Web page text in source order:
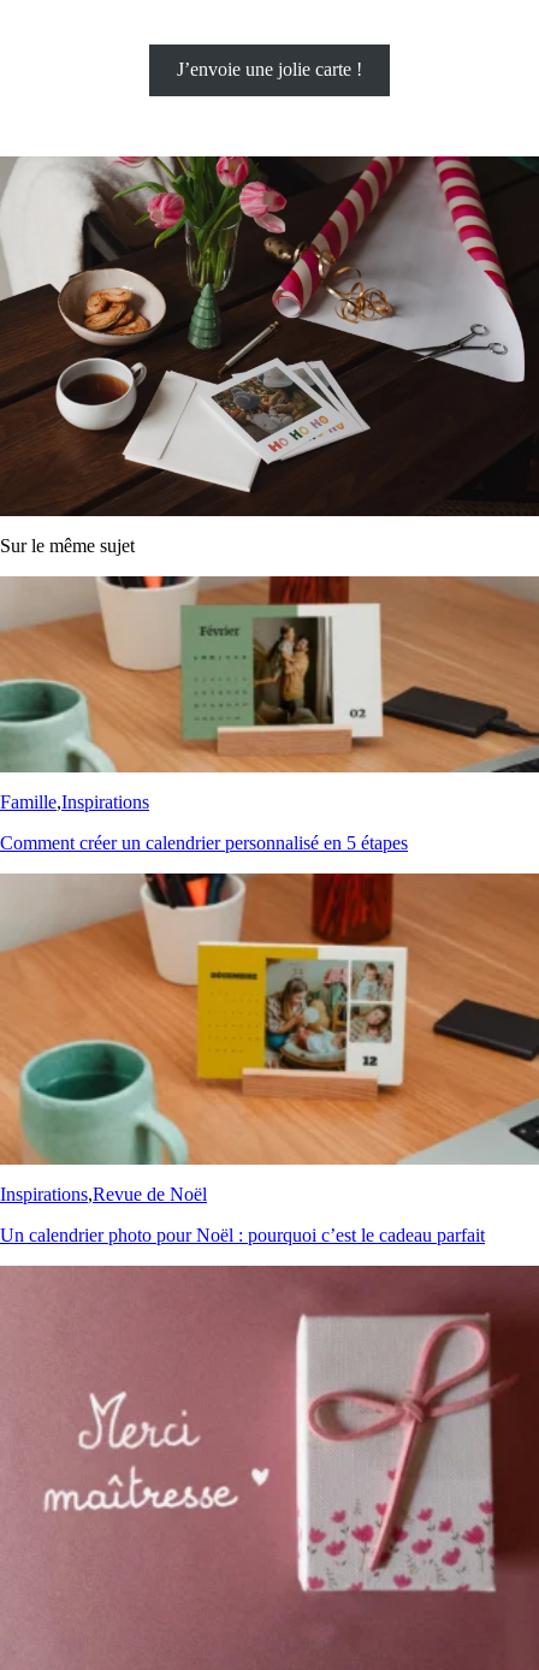
J’envoie une jolie carte !
Sur le même sujet
Famille,Inspirations
Comment créer un calendrier personnalisé en 5 étapes
Inspirations,Revue de Noël
Un calendrier photo pour Noël : pourquoi c’est le cadeau parfait